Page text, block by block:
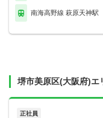
南海高野線 萩原天神駅
堺市美原区(大阪府)エ
正社員